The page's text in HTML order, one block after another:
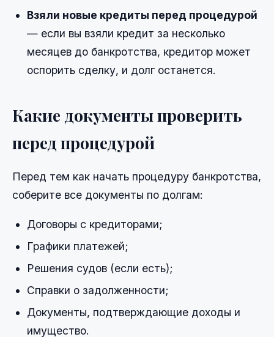
Взяли новые кредиты перед процедурой
— если вы взяли кредит за несколько
месяцев до банкротства, кредитор может
оспорить сделку, и долг останется.
Какие документы проверить
перед процедурой
Перед тем как начать процедуру банкротства,
соберите все документы по долгам:
Договоры с кредиторами;
Графики платежей;
Решения судов (если есть);
Справки о задолженности;
Документы, подтверждающие доходы и
имущество.